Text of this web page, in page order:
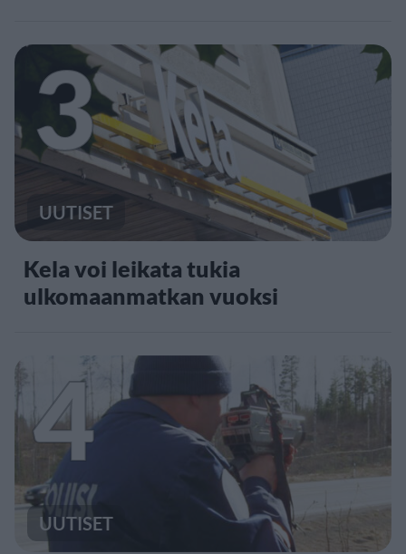
3
UUTISET
Kela voi leikata tukia
ulkomaanmatkan vuoksi
4
UUTISET